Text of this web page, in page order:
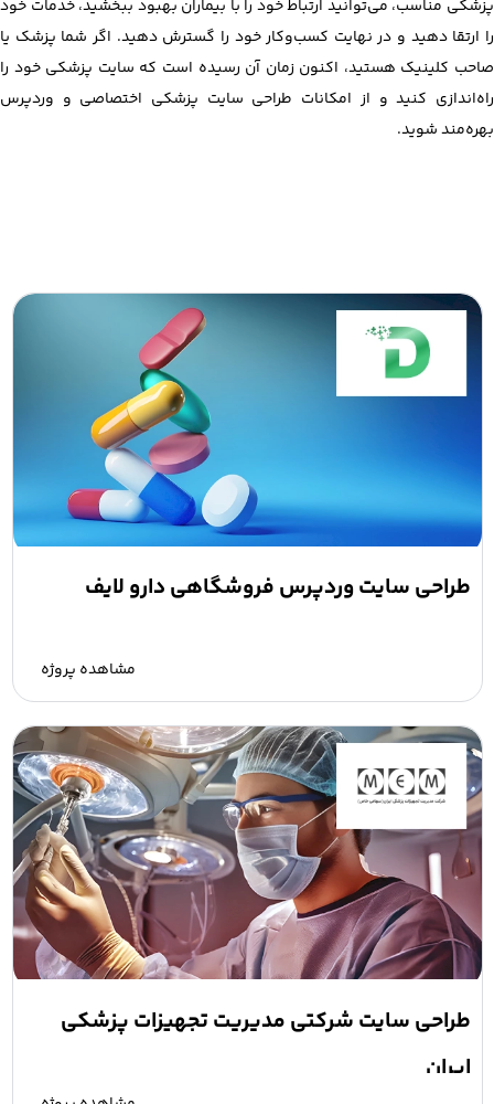
پزشکی مناسب، می‌توانید ارتباط خود را با بیماران بهبود ببخشید، خدمات خود
را ارتقا دهید و در نهایت کسب‌وکار خود را گسترش دهید. اگر شما پزشک یا
صاحب کلینیک هستید، اکنون زمان آن رسیده است که سایت پزشکی خود را
راه‌اندازی کنید و از امکانات طراحی سایت پزشکی اختصاصی و وردپرس
بهره‌مند شوید.
طراحی سایت وردپرس فروشگاهی دارو لایف
مشاهده پروژه
طراحی سایت شرکتی مدیریت تجهیزات پزشکی
ایران